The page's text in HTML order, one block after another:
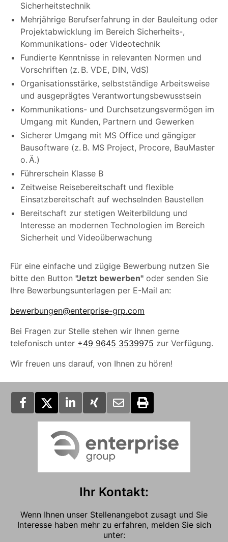
Sicherheitstechnik
Mehrjährige Berufserfahrung in der Bauleitung oder
Projektabwicklung im Bereich Sicherheits-,
Kommunikations- oder Videotechnik
Fundierte Kenntnisse in relevanten Normen und
Vorschriften (z. B. VDE, DIN, VdS)
Organisationsstärke, selbstständige Arbeitsweise
und ausgeprägtes Verantwortungsbewusstsein
Kommunikations- und Durchsetzungsvermögen im
Umgang mit Kunden, Partnern und Gewerken
Sicherer Umgang mit MS Office und gängiger
Bausoftware (z. B. MS Project, Procore, BauMaster
o. Ä.)
Führerschein Klasse B
Zeitweise Reisebereitschaft und flexible
Einsatzbereitschaft auf wechselnden Baustellen
Bereitschaft zur stetigen Weiterbildung und
Interesse an modernen Technologien im Bereich
Sicherheit und Videoüberwachung
Für eine einfache und zügige Bewerbung nutzen Sie
bitte den Button "Jetzt bewerben" oder senden Sie
Ihre Bewerbungsunterlagen per E-Mail an:
bewerbungen@enterprise-grp.com
Bei Fragen zur Stelle stehen wir Ihnen gerne
telefonisch unter +49 9645 3539975 zur Verfügung.
Wir freuen uns darauf, von Ihnen zu hören!
Ihr Kontakt:
Wenn Ihnen unser Stellenangebot zusagt und Sie
Interesse haben mehr zu erfahren, melden Sie sich
unter: